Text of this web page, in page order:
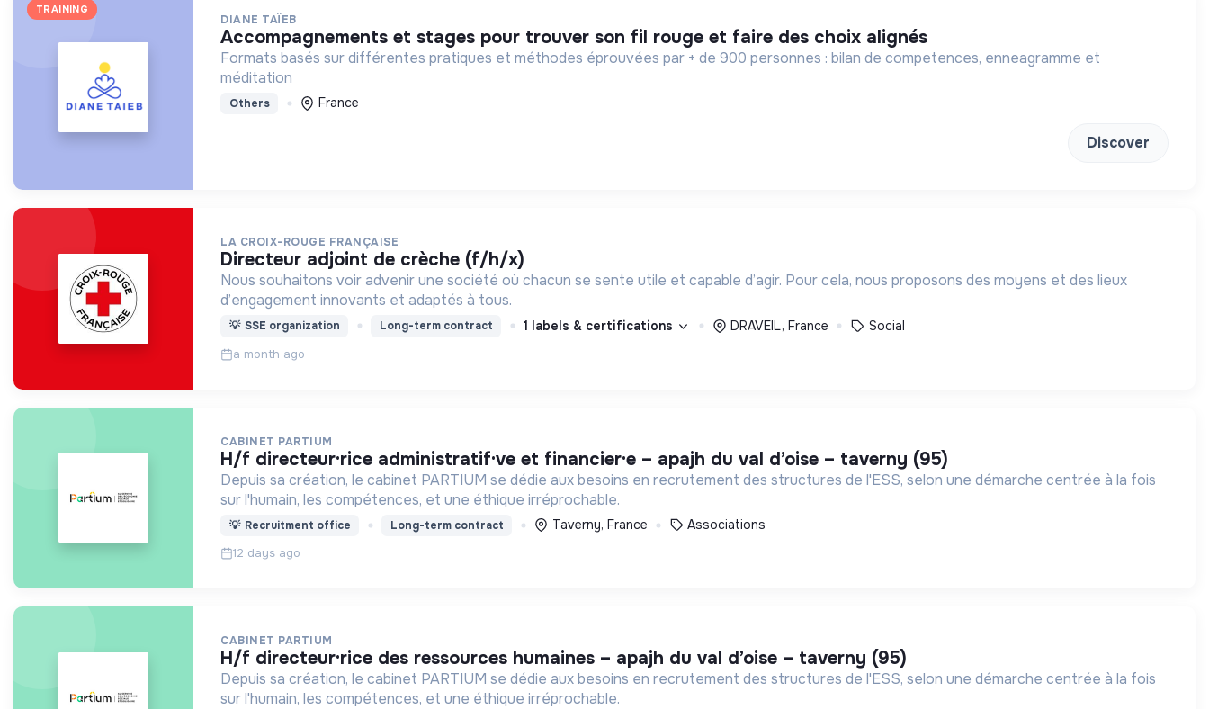
TRAINING
DIANE TAÏEB
accompagnements et stages pour trouver son fil rouge et faire des choix alignés
Formats basés sur différentes pratiques et méthodes éprouvées par + de 900 personnes : bilan de competences, enneagramme et
méditation
Others France
Discover
LA CROIX-ROUGE FRANÇAISE
directeur adjoint de crèche (f/h/x)
Nous souhaitons voir advenir une société où chacun se sente utile et capable d’agir. Pour cela, nous proposons des moyens et des lieux
d’engagement innovants et adaptés à tous.
💡 SSE organization Long-term contract 1 labels & certifications DRAVEIL, France Social
a month ago
CABINET PARTIUM
h/f directeur·rice administratif·ve et financier·e – apajh du val d’oise – taverny (95)
Depuis sa création, le cabinet PARTIUM se dédie aux besoins en recrutement des structures de l'ESS, selon une démarche centrée à la fois
sur l'humain, les compétences, et une éthique irréprochable.
💡 Recruitment office Long-term contract Taverny, France Associations
12 days ago
CABINET PARTIUM
h/f directeur·rice des ressources humaines – apajh du val d’oise – taverny (95)
Depuis sa création, le cabinet PARTIUM se dédie aux besoins en recrutement des structures de l'ESS, selon une démarche centrée à la fois
sur l'humain, les compétences, et une éthique irréprochable.